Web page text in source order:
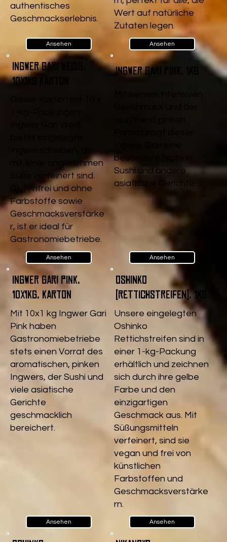
authentisches
Geschmackserlebnis.
Ansehen
Wert auf natürliche
Zutaten legen.
Ansehen
Ingwer Gari Weiß,
10x1kg Karton
Ingwerscheiben, die
mit einer angenehmen
Süße verfeinert sind.
Glutenfrei und ohne
Farbstoffe sowie
Geschmacksverstärke
r, ist er ideal für
Gastronomiebetriebe.
Ansehen
Ingwer Gari pink, 1kg
besondere Note in
Sushi und andere
asiatische Gerichte.
Ansehen
Ingwer Gari pink,
10x1kg, Karton
Mit 10x1 kg Ingwer Gari
Pink haben
Gastronomiebetriebe
stets einen Vorrat des
aromatischen, pinken
Ingwers, der Sushi und
viele asiatische
Gerichte
geschmacklich
bereichert.
Ansehen
Oshinko
(Rettichstreifen), 1kg
Unsere eingelegten
Oshinko
Rettichstreifen sind in
einer 1-kg-Packung
erhältlich und zeichnen
sich durch ihre gelbe
Farbe und den
einzigartigen
Geschmack aus. Mit
Süßungsmitteln
verfeinert, sind sie
vegan und frei von
künstlichen
Farbstoffen und
Geschmacksverstärke
rn.
Ansehen